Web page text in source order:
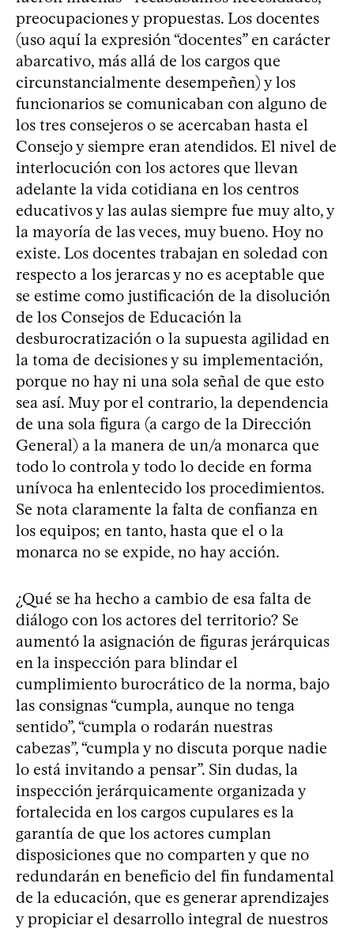
preocupaciones y propuestas. Los docentes
(uso aquí la expresión “docentes” en carácter
abarcativo, más allá de los cargos que
circunstancialmente desempeñen) y los
funcionarios se comunicaban con alguno de
los tres consejeros o se acercaban hasta el
Consejo y siempre eran atendidos. El nivel de
interlocución con los actores que llevan
adelante la vida cotidiana en los centros
educativos y las aulas siempre fue muy alto, y
la mayoría de las veces, muy bueno. Hoy no
existe. Los docentes trabajan en soledad con
respecto a los jerarcas y no es aceptable que
se estime como justificación de la disolución
de los Consejos de Educación la
desburocratización o la supuesta agilidad en
la toma de decisiones y su implementación,
porque no hay ni una sola señal de que esto
sea así. Muy por el contrario, la dependencia
de una sola figura (a cargo de la Dirección
General) a la manera de un/a monarca que
todo lo controla y todo lo decide en forma
unívoca ha enlentecido los procedimientos.
Se nota claramente la falta de confianza en
los equipos; en tanto, hasta que el o la
monarca no se expide, no hay acción.
¿Qué se ha hecho a cambio de esa falta de
diálogo con los actores del territorio? Se
aumentó la asignación de figuras jerárquicas
en la inspección para blindar el
cumplimiento burocrático de la norma, bajo
las consignas “cumpla, aunque no tenga
sentido”, “cumpla o rodarán nuestras
cabezas”, “cumpla y no discuta porque nadie
lo está invitando a pensar”. Sin dudas, la
inspección jerárquicamente organizada y
fortalecida en los cargos cupulares es la
garantía de que los actores cumplan
disposiciones que no comparten y que no
redundarán en beneficio del fin fundamental
de la educación, que es generar aprendizajes
y propiciar el desarrollo integral de nuestros